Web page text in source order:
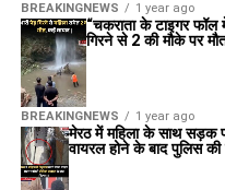
BREAKINGNEWS 1 year ago
BREAKINGNEWS 1 year ago
“चकराता के टाइगर
गिरने से 2 की मौके पर
मेरठ में महिला के साथ सड़क
वायरल होने के बाद पुलिस की